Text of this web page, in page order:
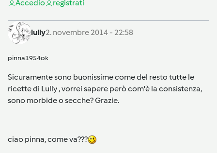
Accedio registrati
lully2. novembre 2014 - 22:58
pinna1954ok
Sicuramente sono buonissime come del resto tutte le
ricette di Lully , vorrei sapere però com'è la consistenza,
sono morbide o secche? Grazie.
ciao pinna, come va???